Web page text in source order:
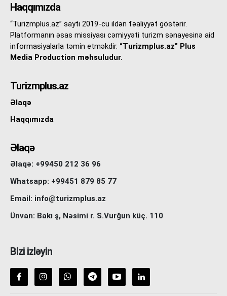
Haqqımızda
“Turizmplus.az” saytı 2019-cu ildən fəaliyyət göstərir.
Platformanın əsas missiyası cəmiyyəti turizm sənayesinə aid
informasiyalarla təmin etməkdir. “Turizmplus.az” Plus
Media Production məhsuludur.
Turizmplus.az
Əlaqə
Haqqımızda
Əlaqə
Əlaqə: +99450 212 36 96
Whatsapp: +99451 879 85 77
Email: info@turizmplus.az
Ünvan: Bakı ş, Nəsimi r. S.Vurğun küç. 110
Bizi izləyin